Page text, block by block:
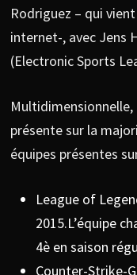
Rodriguez – qui
internet-, avec Jens
(Electronic Sports
présente sur la
équipes présentes
League of
2015.L’équipe
4è en saison
Counter-Strike-